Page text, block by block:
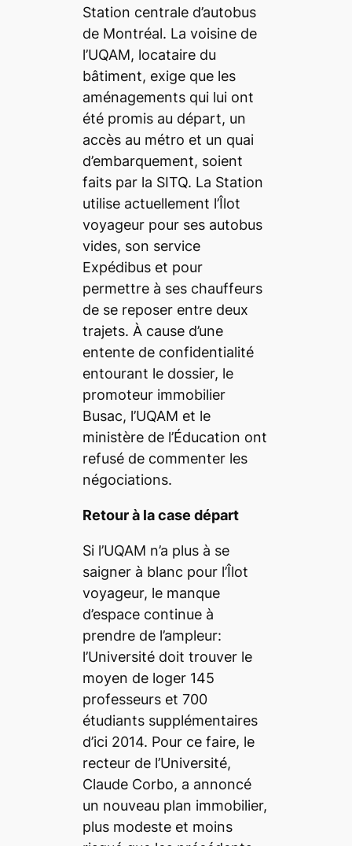
Station centrale d’autobus
de Montréal. La voisine de
l’UQAM, locataire du
bâtiment, exige que les
aménagements qui lui ont
été promis au départ, un
accès au métro et un quai
d’embarquement, soient
faits par la SITQ. La Station
utilise actuellement l’Îlot
voyageur pour ses autobus
vides, son service
Expédibus et pour
permettre à ses chauffeurs
de se reposer entre deux
trajets. À cause d’une
entente de confidentialité
entourant le dossier, le
promoteur immobilier
Busac, l’UQAM et le
ministère de l’Éducation ont
refusé de commenter les
négociations.
Retour à la case départ
Si l’UQAM n’a plus à se
saigner à blanc pour l’Îlot
voyageur, le manque
d’espace continue à
prendre de l’ampleur:
l’Université doit trouver le
moyen de loger 145
professeurs et 700
étudiants supplémentaires
d’ici 2014. Pour ce faire, le
recteur de l’Université,
Claude Corbo, a annoncé
un nouveau plan immobilier,
plus modeste et moins